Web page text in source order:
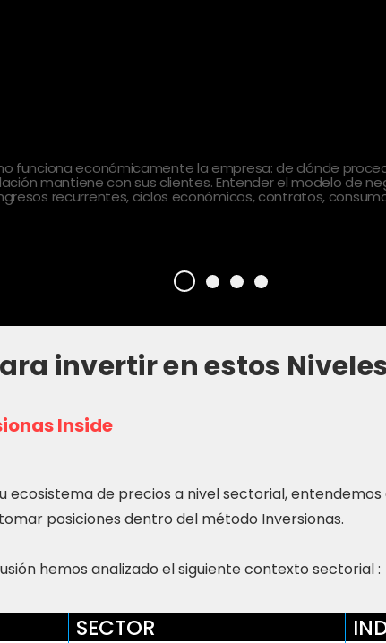
funciona económicamente la empresa: de dónde
mantiene con sus clientes. Entender el modelo de
recurrentes, ciclos económicos, contratos,
invertir en estos
Inside
ecosistema de precios a nivel sectorial,
posiciones dentro del método Inversionas.
hemos analizado el siguiente contexto sectorial :
SECTOR